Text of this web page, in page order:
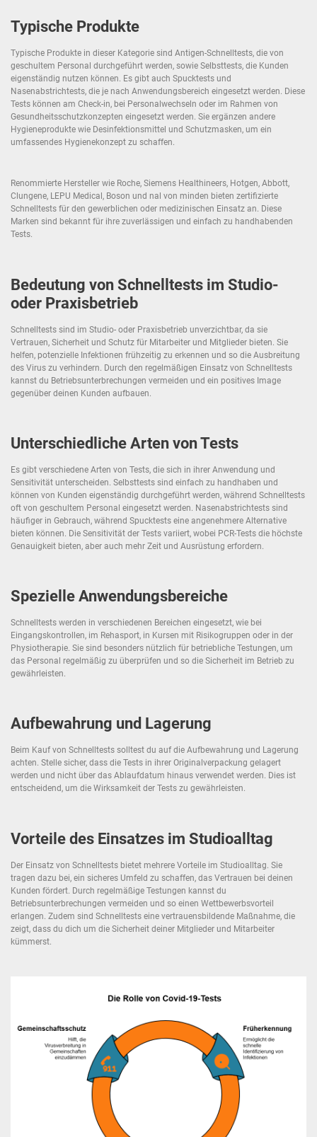
Typische Produkte
Typische Produkte in dieser Kategorie sind Antigen-Schnelltests, die von
geschultem Personal durchgeführt werden, sowie Selbsttests, die Kunden
eigenständig nutzen können. Es gibt auch Spucktests und
Nasenabstrichtests, die je nach Anwendungsbereich eingesetzt werden. Diese
Tests können am Check-in, bei Personalwechseln oder im Rahmen von
Gesundheitsschutzkonzepten eingesetzt werden. Sie ergänzen andere
Hygieneprodukte wie Desinfektionsmittel und Schutzmasken, um ein
umfassendes Hygienekonzept zu schaffen.
Renommierte Hersteller wie Roche, Siemens Healthineers, Hotgen, Abbott,
Clungene, LEPU Medical, Boson und nal von minden bieten zertifizierte
Schnelltests für den gewerblichen oder medizinischen Einsatz an. Diese
Marken sind bekannt für ihre zuverlässigen und einfach zu handhabenden
Tests.
Bedeutung von Schnelltests im Studio-
oder Praxisbetrieb
Schnelltests sind im Studio- oder Praxisbetrieb unverzichtbar, da sie
Vertrauen, Sicherheit und Schutz für Mitarbeiter und Mitglieder bieten. Sie
helfen, potenzielle Infektionen frühzeitig zu erkennen und so die Ausbreitung
des Virus zu verhindern. Durch den regelmäßigen Einsatz von Schnelltests
kannst du Betriebsunterbrechungen vermeiden und ein positives Image
gegenüber deinen Kunden aufbauen.
Unterschiedliche Arten von Tests
Es gibt verschiedene Arten von Tests, die sich in ihrer Anwendung und
Sensitivität unterscheiden. Selbsttests sind einfach zu handhaben und
können von Kunden eigenständig durchgeführt werden, während Schnelltests
oft von geschultem Personal eingesetzt werden. Nasenabstrichtests sind
häufiger in Gebrauch, während Spucktests eine angenehmere Alternative
bieten können. Die Sensitivität der Tests variiert, wobei PCR-Tests die höchste
Genauigkeit bieten, aber auch mehr Zeit und Ausrüstung erfordern.
Spezielle Anwendungsbereiche
Schnelltests werden in verschiedenen Bereichen eingesetzt, wie bei
Eingangskontrollen, im Rehasport, in Kursen mit Risikogruppen oder in der
Physiotherapie. Sie sind besonders nützlich für betriebliche Testungen, um
das Personal regelmäßig zu überprüfen und so die Sicherheit im Betrieb zu
gewährleisten.
Aufbewahrung und Lagerung
Beim Kauf von Schnelltests solltest du auf die Aufbewahrung und Lagerung
achten. Stelle sicher, dass die Tests in ihrer Originalverpackung gelagert
werden und nicht über das Ablaufdatum hinaus verwendet werden. Dies ist
entscheidend, um die Wirksamkeit der Tests zu gewährleisten.
Vorteile des Einsatzes im Studioalltag
Der Einsatz von Schnelltests bietet mehrere Vorteile im Studioalltag. Sie
tragen dazu bei, ein sicheres Umfeld zu schaffen, das Vertrauen bei deinen
Kunden fördert. Durch regelmäßige Testungen kannst du
Betriebsunterbrechungen vermeiden und so einen Wettbewerbsvorteil
erlangen. Zudem sind Schnelltests eine vertrauensbildende Maßnahme, die
zeigt, dass du dich um die Sicherheit deiner Mitglieder und Mitarbeiter
kümmerst.